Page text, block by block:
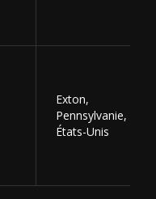
Exton,
Pennsylvanie,
États-Unis